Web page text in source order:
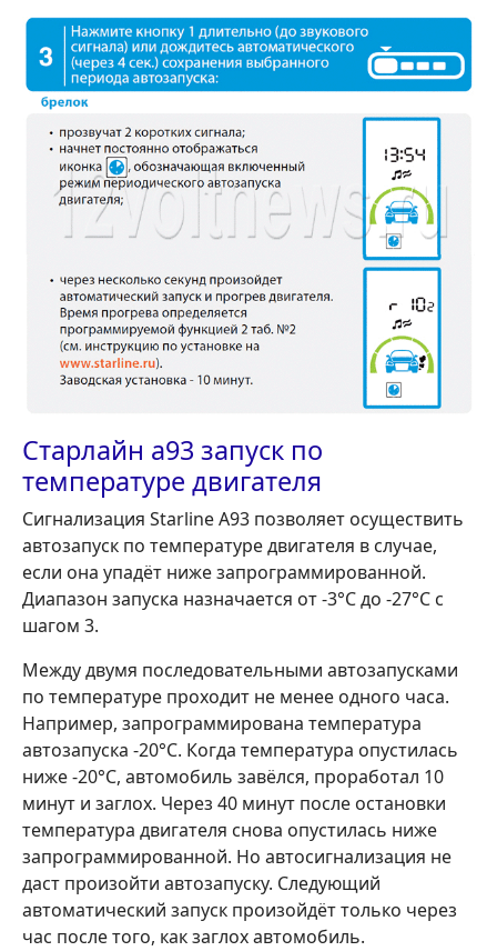
Старлайн а93 запуск по
температуре двигателя
Сигнализация Starline A93 позволяет осуществить
автозапуск по температуре двигателя в случае,
если она упадёт ниже запрограммированной.
Диапазон запуска назначается от -3°С до -27°С с
шагом 3.
Между двумя последовательными автозапусками
по температуре проходит не менее одного часа.
Например, запрограммирована температура
автозапуска -20°С. Когда температура опустилась
ниже -20°С, автомобиль завёлся, проработал 10
минут и заглох. Через 40 минут после остановки
температура двигателя снова опустилась ниже
запрограммированной. Но автосигнализация не
даст произойти автозапуску. Следующий
автоматический запуск произойдёт только через
час после того, как заглох автомобиль.